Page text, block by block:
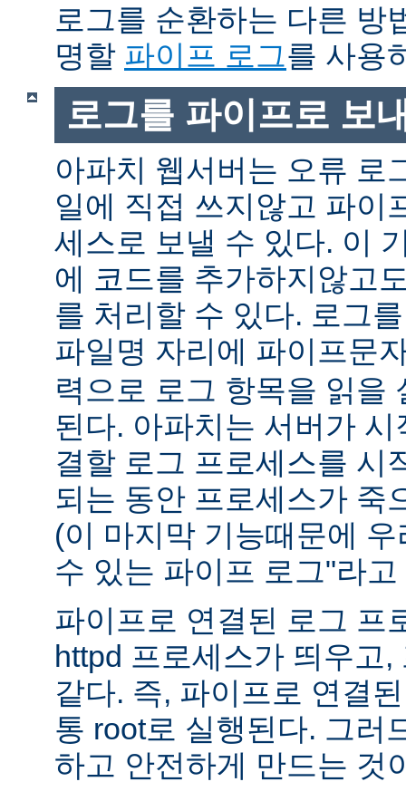
로그를 순환하는 다른 방
명할 파이프 로그를 사용
로그를 파이프로 보
아파치 웹서버는 오류 로
일에 직접 쓰지않고 파이
세스로 보낼 수 있다. 이
에 코드를 추가하지않고
를 처리할 수 있다. 로그
파일명 자리에 파이프문
력으로 로그 항목을 읽을
된다. 아파치는 서버가
결할 로그 프로세스를 시
되는 동안 프로세스가 죽
(이 마지막 기능때문에
수 있는 파이프 로그"라
파이프로 연결된 로그 프
httpd 프로세스가 띄우고
같다. 즉, 파이프로 연결
통 root로 실행된다. 그러
하고 안전하게 만드는 것